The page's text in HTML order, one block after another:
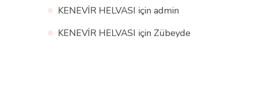
KENEVİR HELVASI için admin
KENEVİR HELVASI için Zübeyde